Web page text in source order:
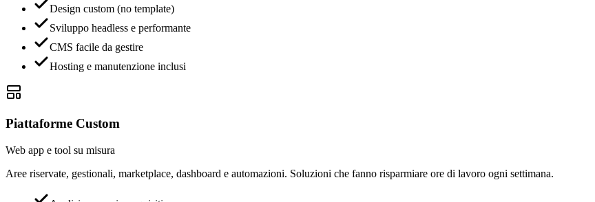
Design custom (no template)
Sviluppo headless e performante
CMS facile da gestire
Hosting e manutenzione inclusi
Piattaforme Custom
Web app e tool su misura
Aree riservate, gestionali, marketplace, dashboard e automazioni. Soluzioni che fanno risparmiare ore di lavoro ogni settimana.